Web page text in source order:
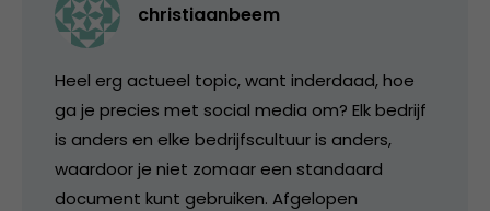
christiaanbeem
Heel erg actueel topic, want inderdaad, hoe
ga je precies met social media om? Elk bedrijf
is anders en elke bedrijfscultuur is anders,
waardoor je niet zomaar een standaard
document kunt gebruiken. Afgelopen